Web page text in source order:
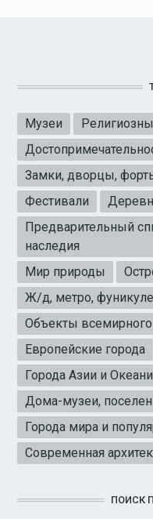
Музеи
Замки, дворцы,
Фестивали
Предварительный
наследия
Мир природы
Ж/д, метро,
Объекты всемирного
Европейские города
Города Азии и
Дома-музеи,
Города мира и
Современная
ПОИСК